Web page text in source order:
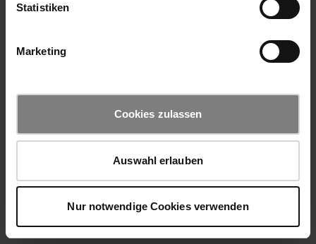
Statistiken
Marketing
Cookies zulassen
Auswahl erlauben
Nur notwendige Cookies verwenden